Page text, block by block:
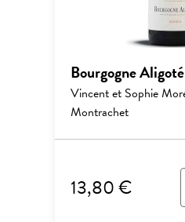
Bourgogne
Vincent et Sophie
Montrachet
13,80 €